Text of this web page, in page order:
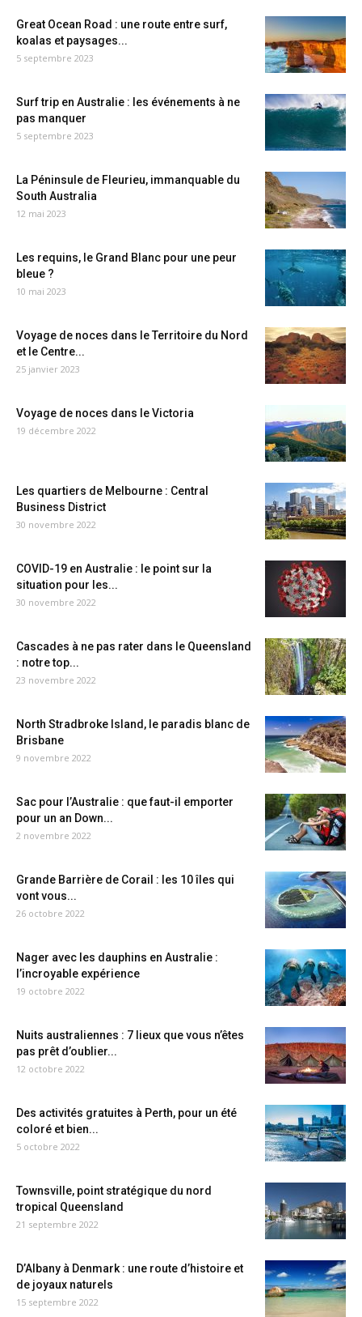
Great Ocean Road : une route entre surf,
koalas et paysages...
5 septembre 2023
Surf trip en Australie : les événements à ne
pas manquer
5 septembre 2023
La Péninsule de Fleurieu, immanquable du
South Australia
12 mai 2023
Les requins, le Grand Blanc pour une peur
bleue ?
10 mai 2023
Voyage de noces dans le Territoire du Nord
et le Centre...
25 janvier 2023
Voyage de noces dans le Victoria
19 décembre 2022
Les quartiers de Melbourne : Central
Business District
30 novembre 2022
COVID-19 en Australie : le point sur la
situation pour les...
30 novembre 2022
Cascades à ne pas rater dans le Queensland
: notre top...
23 novembre 2022
North Stradbroke Island, le paradis blanc de
Brisbane
9 novembre 2022
Sac pour l’Australie : que faut-il emporter
pour un an Down...
2 novembre 2022
Grande Barrière de Corail : les 10 îles qui
vont vous...
26 octobre 2022
Nager avec les dauphins en Australie :
l’incroyable expérience
19 octobre 2022
Nuits australiennes : 7 lieux que vous n’êtes
pas prêt d’oublier...
12 octobre 2022
Des activités gratuites à Perth, pour un été
coloré et bien...
5 octobre 2022
Townsville, point stratégique du nord
tropical Queensland
21 septembre 2022
D’Albany à Denmark : une route d’histoire et
de joyaux naturels
15 septembre 2022